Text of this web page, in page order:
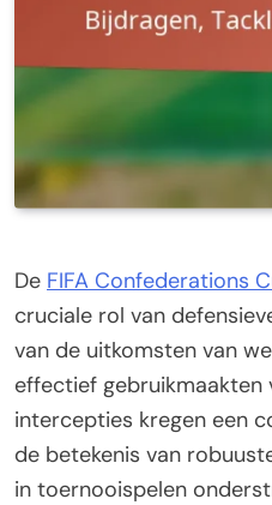
De FIFA Confederations
cruciale rol van
van de uitkomsten van
effectief gebruikmaakten
intercepties kregen een
de betekenis van
in toernooispelen